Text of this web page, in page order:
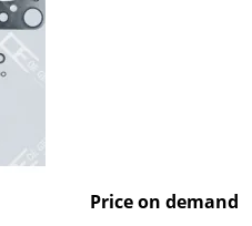
Price on demand